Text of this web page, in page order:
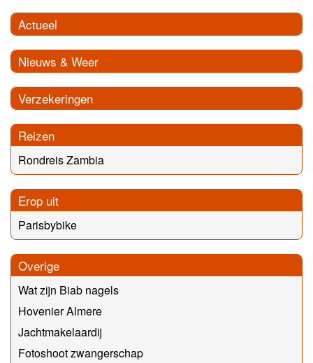
Actueel
Nieuws & Weer
Verzekeringen
Reizen
Rondreis Zambia
Erop uit
Parisbybike
Overige
Wat zijn Biab nagels
Hovenier Almere
Jachtmakelaardij
Fotoshoot zwangerschap